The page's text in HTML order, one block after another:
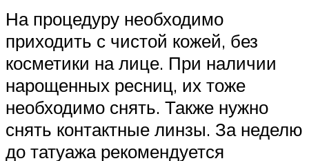
На процедуру необходимо
приходить с чистой кожей, без
косметики на лице. При наличии
нарощенных ресниц, их тоже
необходимо снять. Также нужно
снять контактные линзы. За неделю
до татуажа рекомендуется